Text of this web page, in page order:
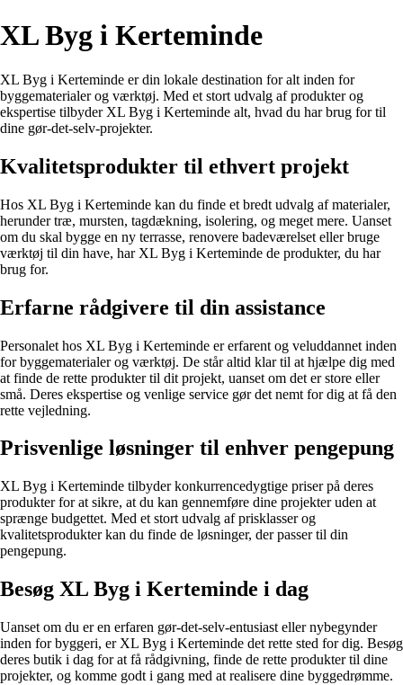
XL Byg i Kerteminde
XL Byg i Kerteminde er din lokale destination for alt inden for
byggematerialer og værktøj. Med et stort udvalg af produkter og
ekspertise tilbyder XL Byg i Kerteminde alt, hvad du har brug for til
dine gør-det-selv-projekter.
Kvalitetsprodukter til ethvert projekt
Hos XL Byg i Kerteminde kan du finde et bredt udvalg af materialer,
herunder træ, mursten, tagdækning, isolering, og meget mere. Uanset
om du skal bygge en ny terrasse, renovere badeværelset eller bruge
værktøj til din have, har XL Byg i Kerteminde de produkter, du har
brug for.
Erfarne rådgivere til din assistance
Personalet hos XL Byg i Kerteminde er erfarent og veluddannet inden
for byggematerialer og værktøj. De står altid klar til at hjælpe dig med
at finde de rette produkter til dit projekt, uanset om det er store eller
små. Deres ekspertise og venlige service gør det nemt for dig at få den
rette vejledning.
Prisvenlige løsninger til enhver pengepung
XL Byg i Kerteminde tilbyder konkurrencedygtige priser på deres
produkter for at sikre, at du kan gennemføre dine projekter uden at
sprænge budgettet. Med et stort udvalg af prisklasser og
kvalitetsprodukter kan du finde de løsninger, der passer til din
pengepung.
Besøg XL Byg i Kerteminde i dag
Uanset om du er en erfaren gør-det-selv-entusiast eller nybegynder
inden for byggeri, er XL Byg i Kerteminde det rette sted for dig. Besøg
deres butik i dag for at få rådgivning, finde de rette produkter til dine
projekter, og komme godt i gang med at realisere dine byggedrømme.